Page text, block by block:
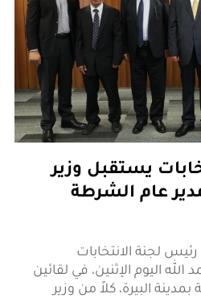
يستقبل وزير
عام الشرطة
لجنة الانتخابات
الله اليوم الإثنين، في لقائين
البيرة، كلاً من وزير